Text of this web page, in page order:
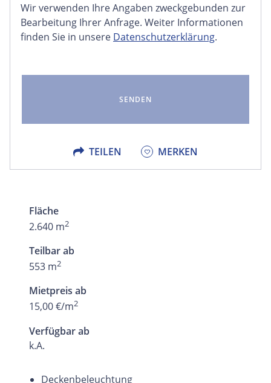
Wir verwenden Ihre Angaben zweckgebunden zur
Bearbeitung Ihrer Anfrage. Weiter Informationen
finden Sie in unsere Datenschutzerklärung.
TEILEN
FACEBOOK
X
MERKEN
Fläche
2.640 m2
Teilbar ab
553 m2
Mietpreis ab
15,00 €/m2
Verfügbar ab
k.A.
Deckenbeleuchtung